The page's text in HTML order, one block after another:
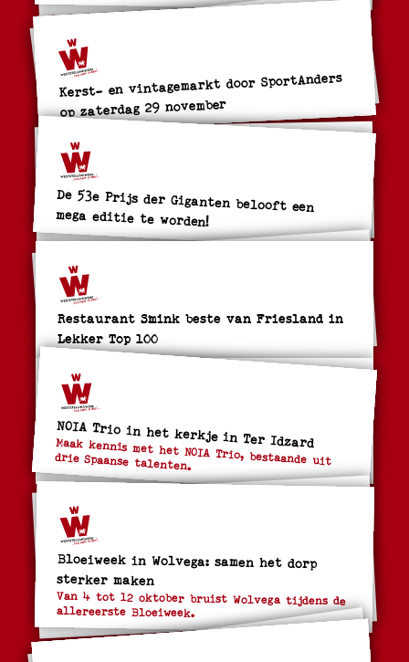
Kerst- en vintagemarkt door SportAnders
op zaterdag 29 november
De 53e Prijs der Giganten belooft een
mega editie te worden!
Restaurant Smink beste van Friesland in
Lekker Top 100
NOIA Trio in het kerkje in Ter Idzard
Maak kennis met het NOIA Trio, bestaande uit
drie Spaanse talenten.
Bloeiweek in Wolvega: samen het dorp
sterker maken
Van 4 tot 12 oktober bruist Wolvega tijdens de
allereerste Bloeiweek.